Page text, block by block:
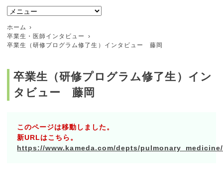
ホーム
卒業生・医師インタビュー
卒業生（研修プログラム修了生）インタビュー 藤岡
卒業生（研修プログラム修了生）イン
タビュー 藤岡
このページは移動しました。
新URLはこちら。
https://www.kameda.com/depts/